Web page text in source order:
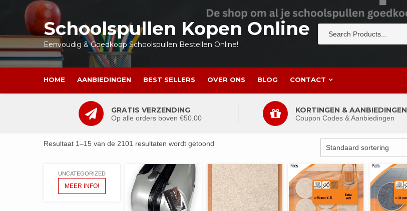
inhoud
Schoolspullen Kopen Online
Eenvoudig & Goedkoop Schoolspullen Bestellen Online!
HOME AANBIEDINGEN BEST SELLERS OVER ONS BLOG CONTACT
GRATIS VERZENDING
Op alle orders boven €50.00
KORTINGEN & AANBIEDINGEN
Coupon Codes & Aanbiedingen
Resultaat 1–15 van de 2101 resultaten wordt getoond
UNCATEGORIZED
MEER INFO!